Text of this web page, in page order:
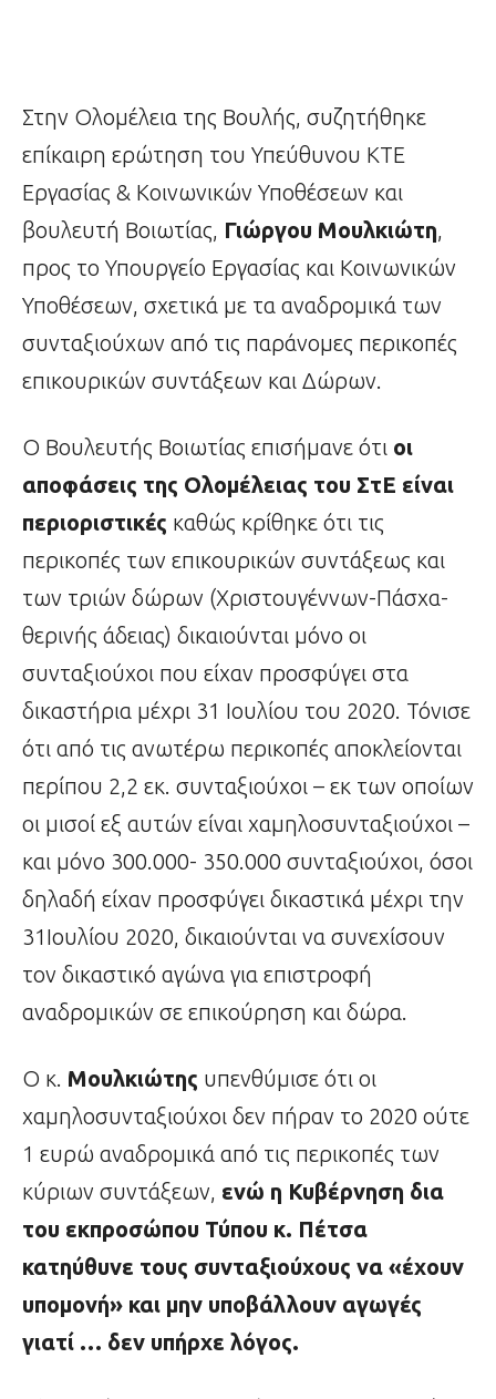
Στην Ολομέλεια της Βουλής, συζητήθηκε
επίκαιρη ερώτηση του Υπεύθυνου ΚΤΕ
Εργασίας & Κοινωνικών Υποθέσεων και
βουλευτή Βοιωτίας, Γιώργου Μουλκιώτη,
προς το Υπουργείο Εργασίας και Κοινωνικών
Υποθέσεων, σχετικά με τα αναδρομικά των
συνταξιούχων από τις παράνομες περικοπές
επικουρικών συντάξεων και Δώρων.
Ο Βουλευτής Βοιωτίας επισήμανε ότι οι
αποφάσεις της Ολομέλειας του ΣτΕ είναι
περιοριστικές καθώς κρίθηκε ότι τις
περικοπές των επικουρικών συντάξεως και
των τριών δώρων (Χριστουγέννων-Πάσχα-
θερινής άδειας) δικαιούνται μόνο οι
συνταξιούχοι που είχαν προσφύγει στα
δικαστήρια μέχρι 31 Ιουλίου του 2020. Τόνισε
ότι από τις ανωτέρω περικοπές αποκλείονται
περίπου 2,2 εκ. συνταξιούχοι – εκ των οποίων
οι μισοί εξ αυτών είναι χαμηλοσυνταξιούχοι –
και μόνο 300.000- 350.000 συνταξιούχοι, όσοι
δηλαδή είχαν προσφύγει δικαστικά μέχρι την
31Ιουλίου 2020, δικαιούνται να συνεχίσουν
τον δικαστικό αγώνα για επιστροφή
αναδρομικών σε επικούρηση και δώρα.
Ο κ. Μουλκιώτης υπενθύμισε ότι οι
χαμηλοσυνταξιούχοι δεν πήραν το 2020 ούτε
1 ευρώ αναδρομικά από τις περικοπές των
κύριων συντάξεων, ενώ η Κυβέρνηση δια
του εκπροσώπου Τύπου κ. Πέτσα
κατηύθυνε τους συνταξιούχους να «έχουν
υπομονή» και μην υποβάλλουν αγωγές
γιατί … δεν υπήρχε λόγος.